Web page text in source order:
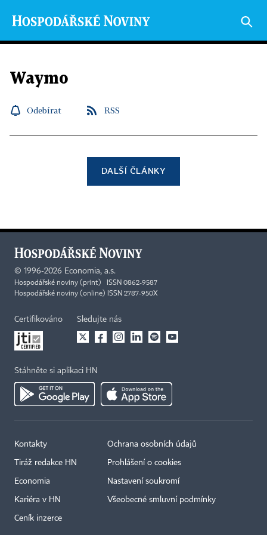
Waymo
Odebírat RSS
DALŠÍ ČLÁNKY
© 1996-2026 Economia, a.s.
Hospodářské noviny (print) ISSN 0862-9587
Hospodářské noviny (online) ISSN 2787-950X
Certifikováno Sledujte nás
Stáhněte si aplikaci HN
Kontakty
Tiráž redakce HN
Economia
Kariéra v HN
Ceník inzerce
Ochrana osobních údajů
Prohlášení o cookies
Nastavení soukromí
Všeobecné smluvní podmínky